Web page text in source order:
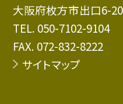
大阪府枚方市出口6-
TEL. 050-7102-9104
FAX. 072-832-8222
サイトマップ